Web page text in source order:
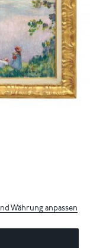
Währung anpassen